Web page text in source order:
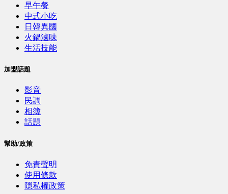
早午餐
中式小吃
日韓異國
火鍋滷味
生活技能
加盟話題
影音
民調
相簿
話題
幫助/政策
免責聲明
使用條款
隱私權政策